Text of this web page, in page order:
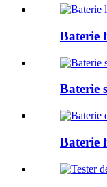
Baterie
Baterie
Baterie